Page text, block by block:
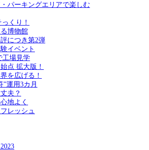
パーキングエリアで楽しむ
くり！
博物館
につき第2弾
イベント
工場見学
点 拡大版！
を広げる！
”運用3カ月
夫？
地よく
レッシュ